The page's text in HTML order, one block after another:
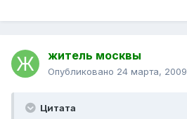
житель москвы
Опубликовано 24 марта, 2009
Цитата